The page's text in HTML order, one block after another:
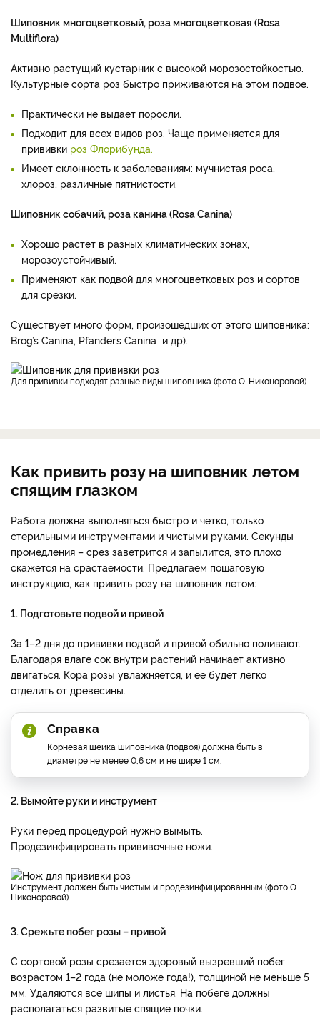
Шиповник многоцветковый, роза многоцветковая (Rosa
Multiflora)
Активно растущий кустарник с высокой морозостойкостью.
Культурные сорта роз быстро приживаются на этом подвое.
Практически не выдает поросли.
Подходит для всех видов роз. Чаще применяется для
прививки роз Флорибунда.
Имеет склонность к заболеваниям: мучнистая роса,
хлороз, различные пятнистости.
Шиповник собачий, роза канина (Rosa Сanina)
Хорошо растет в разных климатических зонах,
морозоустойчивый.
Применяют как подвой для многоцветковых роз и сортов
для срезки.
Существует много форм, произошедших от этого шиповника:
Brog’s Canina, Pfander’s Canina и др).
Для прививки подходят разные виды шиповника (фото О. Никоноровой)
Как привить розу на шиповник летом
спящим глазком
Работа должна выполняться быстро и четко, только
стерильными инструментами и чистыми руками. Секунды
промедления – срез заветрится и запылится, это плохо
скажется на срастаемости. Предлагаем пошаговую
инструкцию, как привить розу на шиповник летом:
1. Подготовьте подвой и привой
За 1–2 дня до прививки подвой и привой обильно поливают.
Благодаря влаге сок внутри растений начинает активно
двигаться. Кора розы увлажняется, и ее будет легко
отделить от древесины.
Справка
Корневая шейка шиповника (подвоя) должна быть в
диаметре не менее 0,6 см и не шире 1 см.
2. Вымойте руки и инструмент
Руки перед процедурой нужно вымыть.
Продезинфицировать прививочные ножи.
Инструмент должен быть чистым и продезинфицированным (фото О.
Никоноровой)
3. Срежьте побег розы – привой
С сортовой розы срезается здоровый вызревший побег
возрастом 1–2 года (не моложе года!), толщиной не меньше 5
мм. Удаляются все шипы и листья. На побеге должны
располагаться развитые спящие почки.